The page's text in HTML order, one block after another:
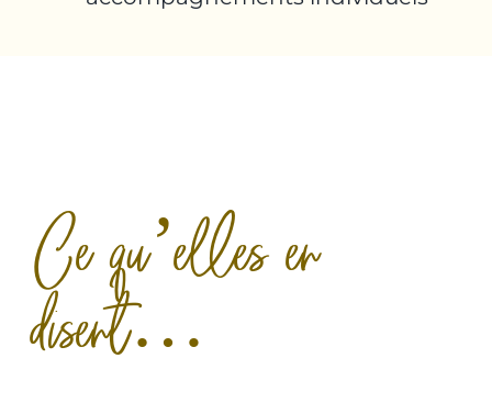
Ce qu’elles en
disent…